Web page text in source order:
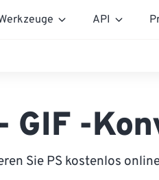
API
GIF -
Sie PS kostenlos